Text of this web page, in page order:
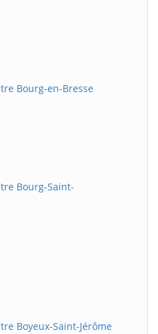
Bourg-en-Bresse
Bourg-Saint-
Boyeux-Saint-Jérôme